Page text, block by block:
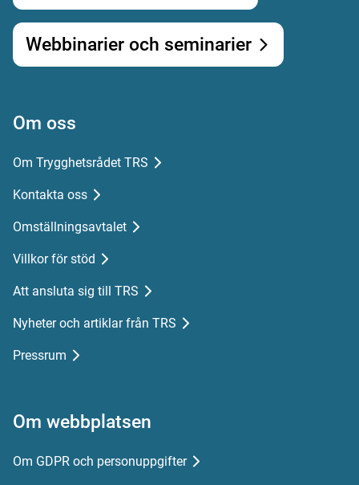
Webbinarier och seminarier
Om oss
Om Trygghetsrådet TRS
Kontakta oss
Omställningsavtalet
Villkor för stöd
Att ansluta sig till TRS
Nyheter och artiklar från TRS
Pressrum
Om webbplatsen
Om GDPR och personuppgifter